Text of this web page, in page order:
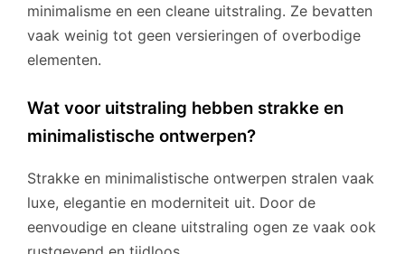
minimalisme en een cleane uitstraling. Ze bevatten
vaak weinig tot geen versieringen of overbodige
elementen.
Wat voor uitstraling hebben strakke en
minimalistische ontwerpen?
Strakke en minimalistische ontwerpen stralen vaak
luxe, elegantie en moderniteit uit. Door de
eenvoudige en cleane uitstraling ogen ze vaak ook